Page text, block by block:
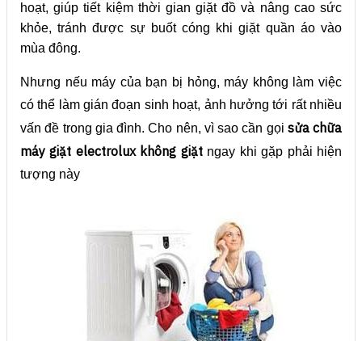
hoạt, giúp tiết kiệm thời gian giặt đồ và nâng cao sức
khỏe, tránh được sự buốt cóng khi giặt quần áo vào
mùa đông.
Nhưng nếu máy của bạn bị hỏng, máy không làm việc
có thể làm gián đoạn sinh hoạt, ảnh hưởng tới rất nhiều
vấn đề trong gia đình. Cho nên, vì sao cần gọi sửa chữa
máy giặt electrolux không giặtngay khi gặp phải hiện
tượng này